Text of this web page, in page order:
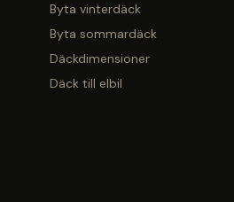
Byta vinterdäck
Byta sommardäck
Däckdimensioner
Däck till elbil